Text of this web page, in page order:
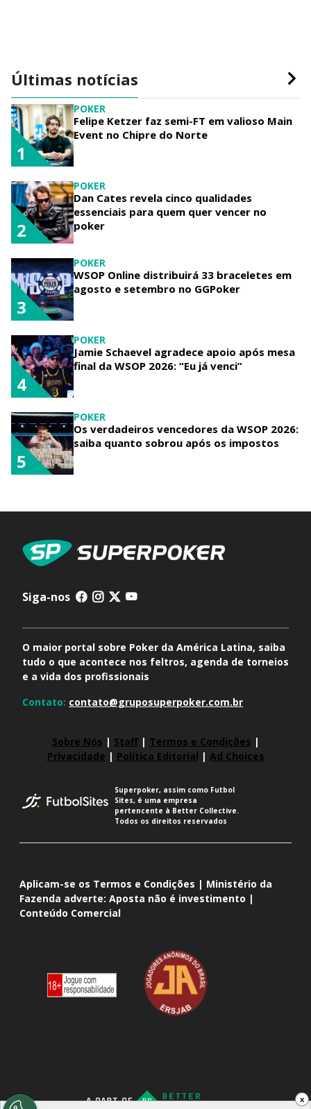
Últimas notícias
POKER
Felipe Ketzer faz semi-FT em valioso Main
Event no Chipre do Norte
1
POKER
Dan Cates revela cinco qualidades
essenciais para quem quer vencer no
poker
2
POKER
WSOP Online distribuirá 33 braceletes em
agosto e setembro no GGPoker
3
POKER
Jamie Schaevel agradece apoio após mesa
final da WSOP 2026: “Eu já venci”
4
POKER
Os verdadeiros vencedores da WSOP 2026:
saiba quanto sobrou após os impostos
5
x
Siga-nos
O maior portal sobre Poker da América Latina, saiba
tudo o que acontece nos feltros, agenda de torneios
e a vida dos profissionais
Contato: contato@gruposuperpoker.com.br
Sobre Nós | Staff| Termos e Condições |
Privacidade | Política Editorial | Ad Choices
Superpoker, assim como Futbol
Sites, é uma empresa
pertencente à Better Collective.
Todos os direitos reservados
Aplicam-se os Termos e Condições | Ministério da
Fazenda adverte: Aposta não é investimento |
Conteúdo Comercial